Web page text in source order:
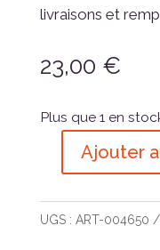
livraisons et
23,00 €
Plus que 1 en
quantité
Road
Ajouter
UGS : ART-004650